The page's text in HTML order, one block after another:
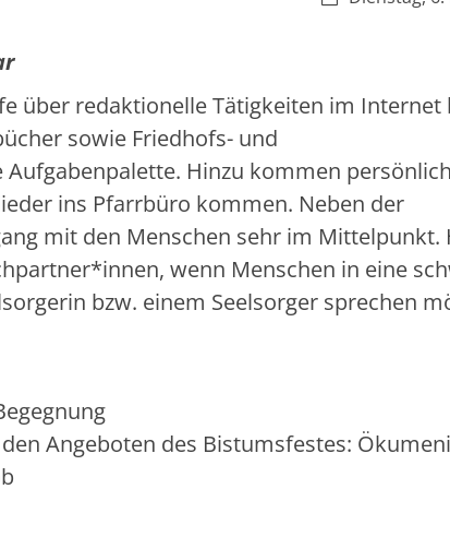
über redaktionelle Tätigkeiten im Internet
sowie Friedhofs- und
Hinzu kommen
ins Pfarrbüro kommen. Neben der
mit den Menschen sehr im Mittelpunkt.
wenn Menschen in eine
bzw. einem Seelsorger sprechen
Angeboten des Bistumsfestes: